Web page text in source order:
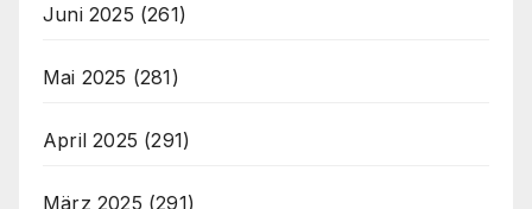
Juni 2025 (261)
Mai 2025 (281)
April 2025 (291)
März 2025 (291)